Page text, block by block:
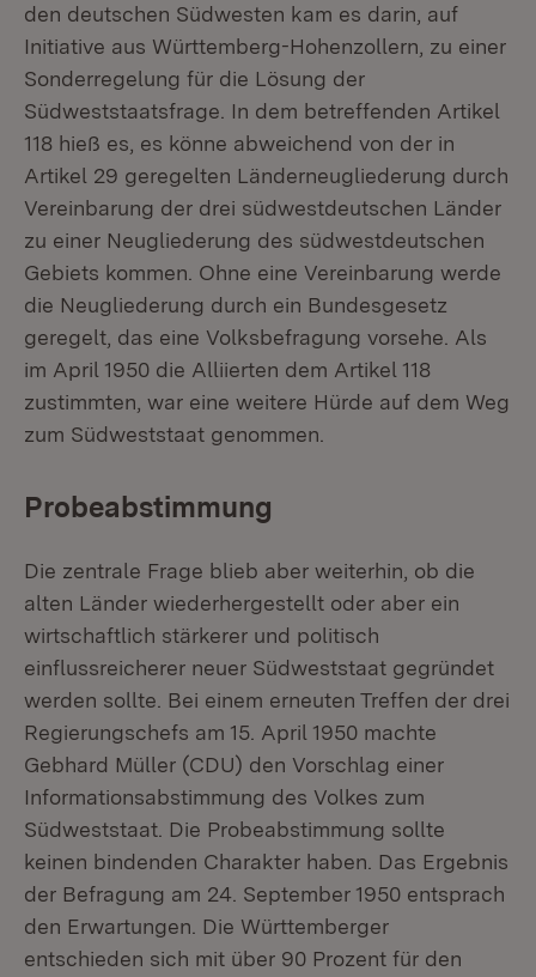
den deutschen Südwesten kam es darin, auf
Initiative aus Württemberg-Hohenzollern, zu einer
Sonderregelung für die Lösung der
Südweststaatsfrage. In dem betreffenden Artikel
118 hieß es, es könne abweichend von der in
Artikel 29 geregelten Länderneugliederung durch
Vereinbarung der drei südwestdeutschen Länder
zu einer Neugliederung des südwestdeutschen
Gebiets kommen. Ohne eine Vereinbarung werde
die Neugliederung durch ein Bundesgesetz
geregelt, das eine Volksbefragung vorsehe. Als
im April 1950 die Alliierten dem Artikel 118
zustimmten, war eine weitere Hürde auf dem Weg
zum Südweststaat genommen.
Probeabstimmung
Die zentrale Frage blieb aber weiterhin, ob die
alten Länder wiederhergestellt oder aber ein
wirtschaftlich stärkerer und politisch
einflussreicherer neuer Südweststaat gegründet
werden sollte. Bei einem erneuten Treffen der drei
Regierungschefs am 15. April 1950 machte
Gebhard Müller (CDU) den Vorschlag einer
Informationsabstimmung des Volkes zum
Südweststaat. Die Probeabstimmung sollte
keinen bindenden Charakter haben. Das Ergebnis
der Befragung am 24. September 1950 entsprach
den Erwartungen. Die Württemberger
entschieden sich mit über 90 Prozent für den